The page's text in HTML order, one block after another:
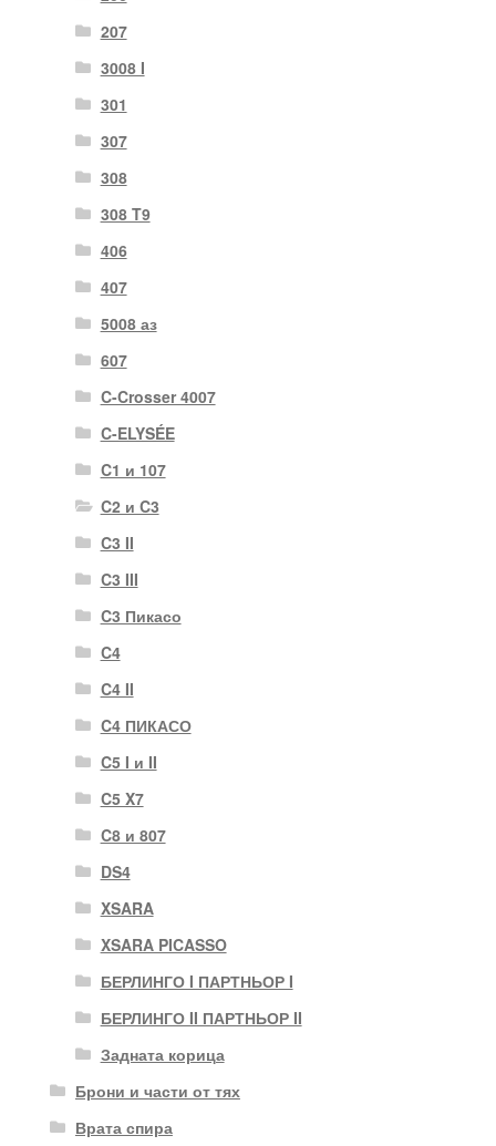
207
3008 I
301
307
308
308 T9
406
407
5008 аз
607
C-Crosser 4007
C-ELYSÉE
C1 и 107
C2 и C3
C3 II
C3 III
C3 Пикасо
C4
C4 II
C4 ПИКАСО
C5 I и II
C5 X7
C8 и 807
DS4
XSARA
XSARA PICASSO
БЕРЛИНГО I ПАРТНЬОР I
БЕРЛИНГО II ПАРТНЬОР II
Задната корица
Брони и части от тях
Врата спира